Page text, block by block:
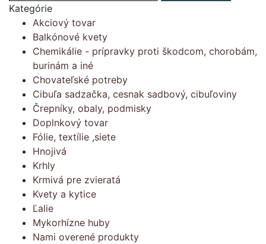
Kategórie
Akciový tovar
Balkónové kvety
Chemikálie - prípravky proti škodcom, chorobám,
burinám a iné
Chovateľské potreby
Cibuľa sadzačka, cesnak sadbový, cibuľoviny
Črepníky, obaly, podmisky
Doplnkový tovar
Fólie, textílie ,siete
Hnojivá
Krhly
Krmivá pre zvieratá
Kvety a kytice
Ľalie
Mykorhízne huby
Nami overené produkty